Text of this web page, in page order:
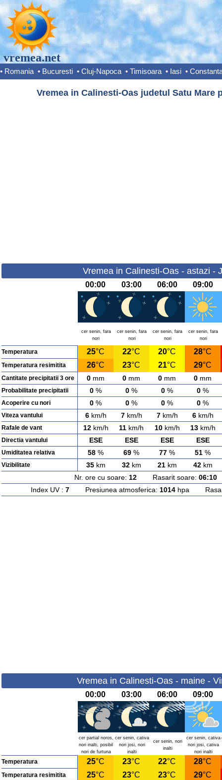
vremea.net
• Romania • Bucuresti • Cluj-Napoca • Timisoara • Iasi •
Vremea in Calinesti-Oas judetul Satu Mare
Vremea in Calinesti-Oas - astazi -
00:00 03:00 06:00 09:00
cer senin, fara
nori
cer senin, fara
nori
cer senin, fara
nori
cer senin, fara
nori
Temperatura 25°C 22°C 20°C 28°C
Temperatura resimitita 26°C 23°C 21°C 29°C
Cantitate precipitatii 3 ore 0 mm 0 mm 0 mm 0 mm
Probabilitate precipitatii 0 % 0 % 0 % 0 %
Acoperire cu nori 0 % 0 % 0 % 0 %
Viteza vantului 6km/h 7km/h 7km/h 6km/h
Rafale de vant 12km/h 11 km/h 10km/h 13km/h
Directia vantului ESE ESE ESE ESE
Umiditatea relativa 58 % 69 % 77 % 51 %
Vizibilitate 35km 32km 21km 42km
Nr. ore cu soare: 12Rasarit soare: 06:10
Index UV : 7Presiunea atmosferica: 1014hpa
Vremea in Calinesti-Oas - maine -
00:00 03:00 06:00 09:00
cer partial noros,
nori inalti, posibil
nori de furtuna
cer senin, cativa
nori josi, nori
inalti
cer senin, nori
inalti
cer senin, cativa
nori josi, cativa
nori inalti
Temperatura 25°C 23°C 22°C 28°C
Temperatura resimitita 25°C 23°C 23°C 29°C